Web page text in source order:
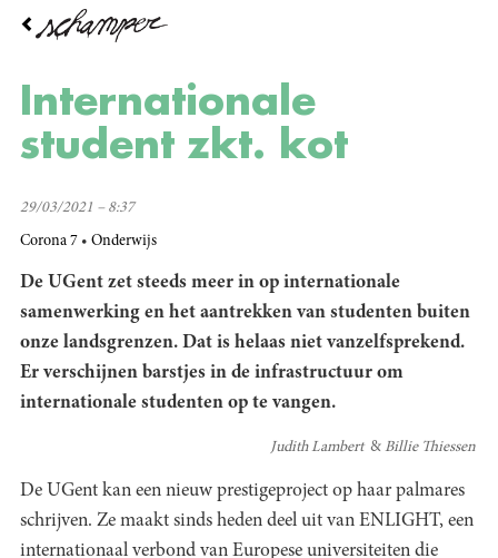
Overslaan
inhoud
Internationale
student zkt. kot
29/03/2021 – 8:37
Corona 7 Onderwijs
De UGent zet steeds meer in op internationale
samenwerking en het aantrekken van studenten buiten
onze landsgrenzen. Dat is helaas niet vanzelfsprekend.
Er verschijnen barstjes in de infrastructuur om
internationale studenten op te vangen.
Judith Lambert Billie Thiessen
De UGent kan een nieuw prestigeproject op haar palmares
schrijven. Ze maakt sinds heden deel uit van ENLIGHT, een
internationaal verbond van Europese universiteiten die